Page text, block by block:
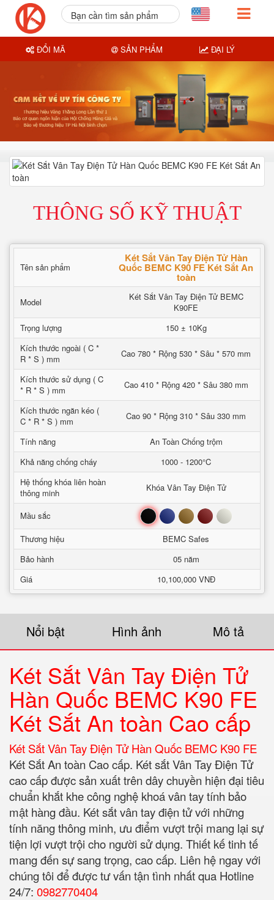
THÔNG SỐ KỸ THUẬT
Tên sản phẩm
Két Sắt Vân Tay Điện Tử Hàn
Quốc BEMC K90 FE Két Sắt An
toàn
Model
Két Sắt Vân Tay Điện Tử BEMC
K90FE
Trọng lượng
150 ± 10Kg
Kích thước ngoài ( C *
R * S ) mm
Cao 780 * Rộng 530 * Sâu * 570 mm
Kích thước sử dụng ( C
* R * S ) mm
Cao 410 * Rộng 420 * Sâu 380 mm
Kích thước ngăn kéo (
C * R * S ) mm
Cao 90 * Rộng 310 * Sâu 330 mm
Tính năng
An Toàn Chống trộm
Khả năng chống cháy
1000 - 1200°C
Hệ thống khóa liên hoàn
thông minh
Khóa Vân Tay Điện Tử
Mầu sắc Đen Xanh Nâu Đỏ Trắng
Thương hiệu
BEMC Safes
Bảo hành
05 năm
Giá
10,100,000 VNĐ
Nổi bật Hình ảnh Mô tả
Két Sắt Vân Tay Điện Tử
Hàn Quốc BEMC K90 FE
Két Sắt An toàn Cao cấp
Két Sắt Vân Tay Điện Tử Hàn Quốc BEMC K90 FE
Két Sắt An toàn Cao cấp. Két sắt Vân Tay Điện Tử
cao cấp được sản xuất trên dây chuyền hiện đại tiêu
chuẩn khắt khe công nghệ khoá vân tay tính bảo
mật hàng đầu. Két sắt vân tay điện tử với những
tính năng thông minh, ưu điểm vượt trội mang lại sự
tiện lợi vượt trội cho người sử dụng. Thiết kế tinh tế
mang đến sự sang trọng, cao cấp. Liên hệ ngay với
chúng tôi để được tư vấn tận tình nhất qua Hotline
24/7: 0982770404
Bạn cần tìm sản phẩm
ĐỔI MÃ SẢN PHẨM ĐẠI LÝ